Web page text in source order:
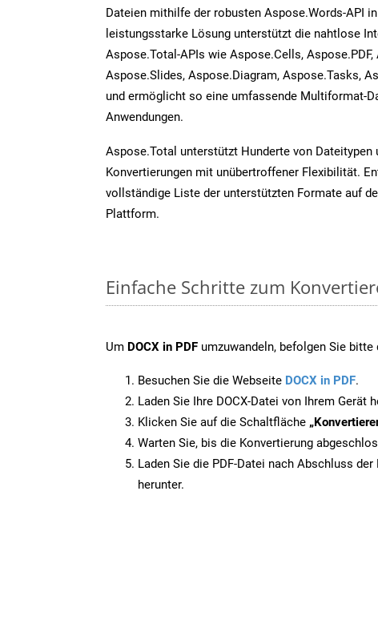
Dateien mithilfe der robusten Aspose.Words-API
leistungsstarke Lösung unterstützt die nahtlose
Aspose.Total-APIs wie Aspose.Cells,
Aspose.Slides, Aspose.Diagram, Aspose.Tasks,
und ermöglicht so eine umfassende Multiformat-
Anwendungen.
Aspose.Total unterstützt Hunderte von
Konvertierungen mit unübertroffener Flexibilität.
vollständige Liste der unterstützten Formate auf
Plattform.
Einfache Schritte zum
Um DOCX in PDF umzuwandeln, befolgen Sie bitte
Besuchen Sie die Webseite DOCX in PDF.
Laden Sie Ihre DOCX-Datei von Ihrem Gerät
Klicken Sie auf die Schaltfläche
Warten Sie, bis die Konvertierung
Laden Sie die PDF-Datei nach Abschluss
herunter.